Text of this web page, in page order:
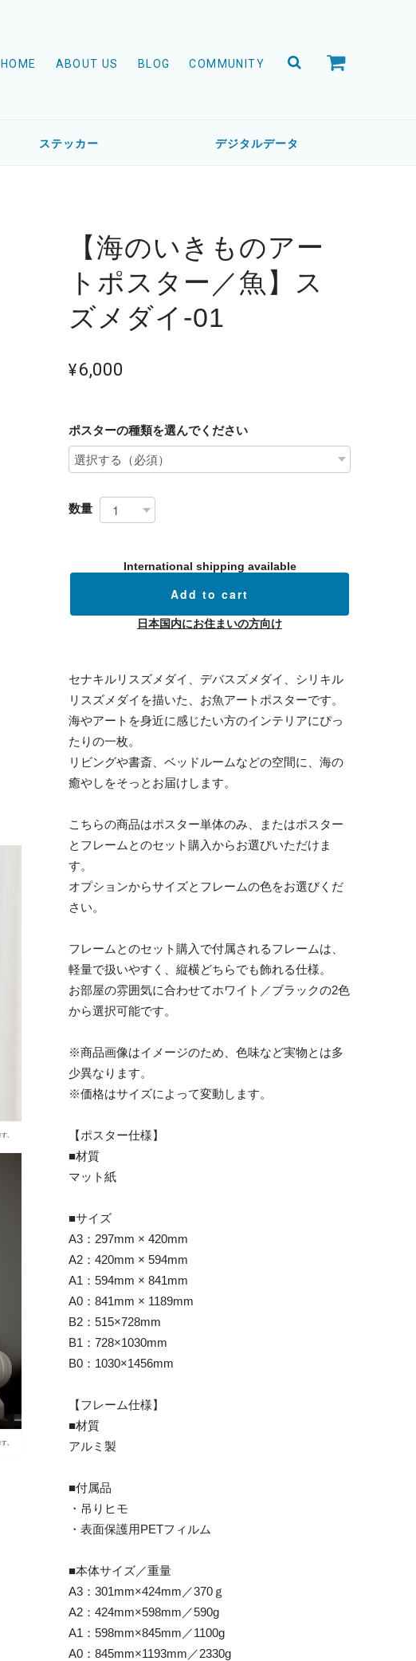
HOME ABOUT US BLOG COMMUNITY
ステッカー デジタルデータ
【海のいきものアー
トポスター／魚】ス
ズメダイ-01
¥6,000
ポスターの種類を選んでください
数量
International shipping available
Add to cart
日本国内にお住まいの方向け
セナキルリスズメダイ、デバスズメダイ、シリキル
リスズメダイを描いた、お魚アートポスターです。
海やアートを身近に感じたい方のインテリアにぴっ
たりの一枚。
リビングや書斎、ベッドルームなどの空間に、海の
癒やしをそっとお届けします。
こちらの商品はポスター単体のみ、またはポスター
とフレームとのセット購入からお選びいただけま
す。
オプションからサイズとフレームの色をお選びくだ
さい。
フレームとのセット購入で付属されるフレームは、
軽量で扱いやすく、縦横どちらでも飾れる仕様。
お部屋の雰囲気に合わせてホワイト／ブラックの2色
から選択可能です。
※商品画像はイメージのため、色味など実物とは多
少異なります。
※価格はサイズによって変動します。
【ポスター仕様】
■材質
マット紙
■サイズ
A3：297mm × 420mm
A2：420mm × 594mm
A1：594mm × 841mm
A0：841mm × 1189mm
B2：515×728mm
B1：728×1030mm
B0：1030×1456mm
【フレーム仕様】
■材質
アルミ製
■付属品
・吊りヒモ
・表面保護用PETフィルム
■本体サイズ／重量
A3：301mm×424mm／370ｇ
A2：424mm×598mm／590g
A1：598mm×845mm／1100g
A0：845mm×1193mm／2330g